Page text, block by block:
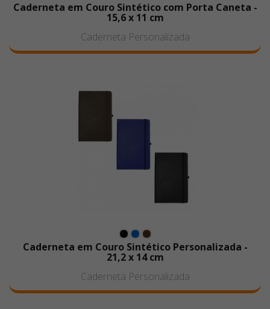
Caderneta em Couro Sintético com Porta Caneta -
15,6 x 11 cm
Caderneta Personalizada
Caderneta em Couro Sintético Personalizada -
21,2 x 14 cm
Caderneta Personalizada